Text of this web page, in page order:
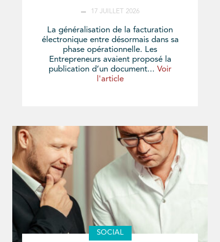
17 JUILLET 2026
La généralisation de la facturation
électronique entre désormais dans sa
phase opérationnelle. Les
Entrepreneurs avaient proposé la
publication d’un document... Voir
l'article
SOCIAL